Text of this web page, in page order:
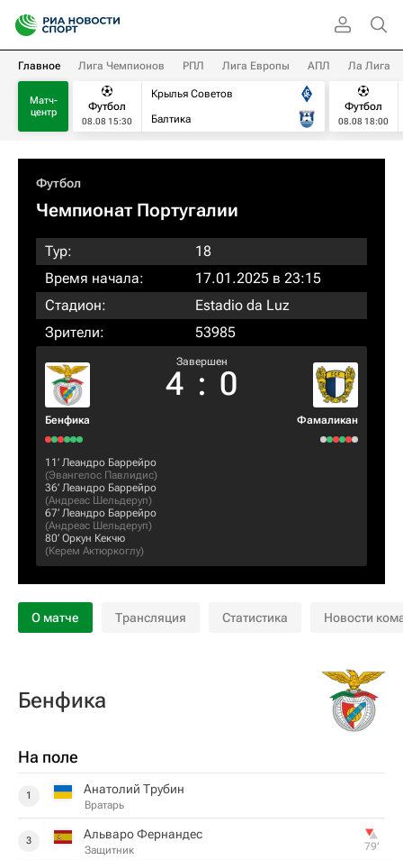
Главное Лига Чемпионов РПЛ Лига Европы АПЛ Ла Лига
Матч-
центр
Футбол
08.08 15:30
Крылья Советов
Балтика
Футбол
08.08 18:00
Футбол
Чемпионат Португалии
Тур:
18
Время начала:
17.01.2025 в 23:15
Стадион:
Estadio da Luz
Зрители:
53985
Бенфика
Завершен
4 : 0
Фамаликан
11‎’‎ Леандро Баррейро
(Эвангелос Павлидис)
36‎’‎ Леандро Баррейро
(Андреас Шельдеруп)
67‎’‎ Леандро Баррейро
(Андреас Шельдеруп)
80‎’‎ Оркун Кекчю
(Керем Актюркоглу)
О матче Трансляция Статистика Новости
Бенфика
На поле
1 Анатолий Трубин
Вратарь
3 Альваро Фернандес
Защитник 79‎’‎